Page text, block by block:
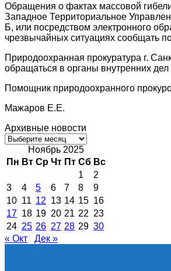
Обращения о фактах массовой
Западное Территориальное
Б, или посредством электронного
чрезвычайных ситуациях сообщать
Природоохранная прокуратура г.
обращаться в органы внутренних
Помощник природоохранного
Мажаров Е.Е.
Архивные новости
Архивные
новостиНоябрь 2025
Пн Вт Ср Чт Пт Сб Вс
1
2
3
4 5 6 7 8
9
10 11 12 13 14 15 16
17 18 19 20 21 22 23
24 25 26 27 28 29 30
« Окт
Дек »